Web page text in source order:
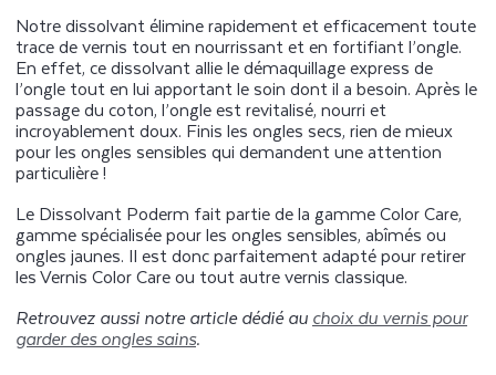
Notre dissolvant élimine rapidement et efficacement toute
trace de vernis tout en nourrissant et en fortifiant l’ongle.
En effet, ce dissolvant allie le démaquillage express de
l’ongle tout en lui apportant le soin dont il a besoin. Après le
passage du coton, l’ongle est revitalisé, nourri et
incroyablement doux. Finis les ongles secs, rien de mieux
pour les ongles sensibles qui demandent une attention
particulière !
Le Dissolvant Poderm fait partie de la gamme Color Care,
gamme spécialisée pour les ongles sensibles, abîmés ou
ongles jaunes. Il est donc parfaitement adapté pour retirer
les Vernis Color Care ou tout autre vernis classique.
Retrouvez aussi notre article dédié au choix du vernis pour
garder des ongles sains.